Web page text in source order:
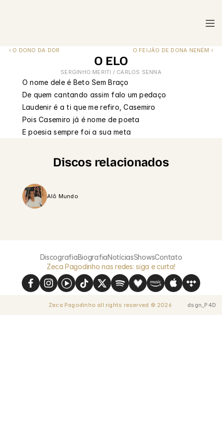
‹ O DONO DA DOR O FEIJÃO DE DONA NENÉM ›
O ELO
SERGINHO MERITI / CARLOS SENNA
O nome dele é Beto Sem Braço
De quem cantando assim falo um pedaço
Laudenir é a ti que me refiro, Casemiro
Pois Casemiro já é nome de poeta
E poesia sempre foi a sua meta
Discos relacionados
Alô Mundo
DiscografiaBiografiaNotíciasShowsContato
Zeca Pagodinho nas redes: siga e curta!
Zeca Pagodinho all rights reserved © 2026 dsgn_P4D